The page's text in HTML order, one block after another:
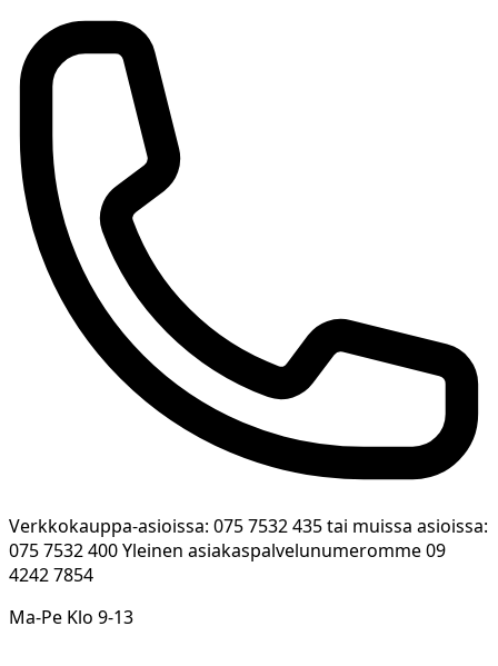
Verkkokauppa-asioissa: 075 7532 435 tai muissa asioissa:
075 7532 400 Yleinen asiakaspalvelunumeromme 09
4242 7854
Ma-Pe Klo 9-13